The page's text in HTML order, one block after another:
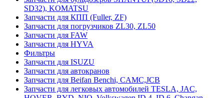
SD32), KOMATSU
Запчасти для КПП (Fuller, ZF)
Запчасти для погрузчиков ZL30, ZL50
Запчасти для FAW
Запчасти для HYVA
Фильтры
Запчасти для ISUZU
Запчасти для автокранов
Запчасти для Beifan Benchi, CAMC,JCB
Запчасти для легковых автомобилей TESLA, JAC,